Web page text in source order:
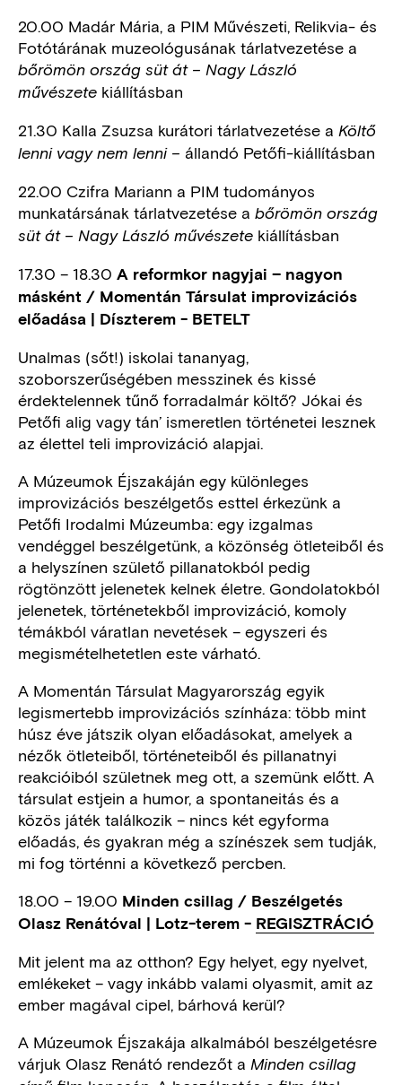
20.00 Madár Mária, a PIM Művészeti, Relikvia- és
Fotótárának muzeológusának tárlatvezetése a
bőrömön ország süt át – Nagy László
művészete kiállításban
21.30 Kalla Zsuzsa kurátori tárlatvezetése a Költő
lenni vagy nem lenni – állandó Petőfi-kiállításban
22.00 Czifra Mariann a PIM tudományos
munkatársának tárlatvezetése a bőrömön ország
süt át – Nagy László művészete kiállításban
17.30 – 18.30 A reformkor nagyjai – nagyon
másként / Momentán Társulat improvizációs
előadása | Díszterem - BETELT
Unalmas (sőt!) iskolai tananyag,
szoborszerűségében messzinek és kissé
érdektelennek tűnő forradalmár költő? Jókai és
Petőfi alig vagy tán’ ismeretlen történetei lesznek
az élettel teli improvizáció alapjai.
A Múzeumok Éjszakáján egy különleges
improvizációs beszélgetős esttel érkezünk a
Petőfi Irodalmi Múzeumba: egy izgalmas
vendéggel beszélgetünk, a közönség ötleteiből és
a helyszínen születő pillanatokból pedig
rögtönzött jelenetek kelnek életre. Gondolatokból
jelenetek, történetekből improvizáció, komoly
témákból váratlan nevetések – egyszeri és
megismételhetetlen este várható.
A Momentán Társulat Magyarország egyik
legismertebb improvizációs színháza: több mint
húsz éve játszik olyan előadásokat, amelyek a
nézők ötleteiből, történeteiből és pillanatnyi
reakcióiból születnek meg ott, a szemünk előtt. A
társulat estjein a humor, a spontaneitás és a
közös játék találkozik – nincs két egyforma
előadás, és gyakran még a színészek sem tudják,
mi fog történni a következő percben.
18.00 – 19.00 Minden csillag / Beszélgetés
Olasz Renátóval | Lotz-terem - REGISZTRÁCIÓ
Mit jelent ma az otthon? Egy helyet, egy nyelvet,
emlékeket – vagy inkább valami olyasmit, amit az
ember magával cipel, bárhová kerül?
A Múzeumok Éjszakája alkalmából beszélgetésre
várjuk Olasz Renátó rendezőt a Minden csillag